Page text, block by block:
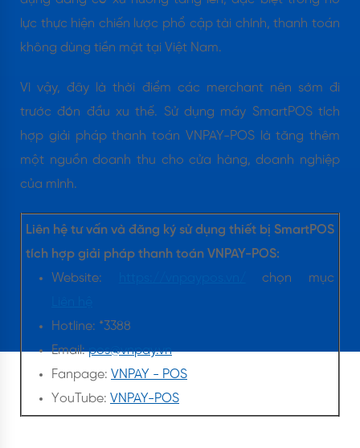
lực thực hiện chiến lược phổ cập tài chính, thanh toán
không dùng tiền mặt tại Việt Nam.
Vì vậy, đây là thời điểm các merchant nên sớm đi
trước đón đầu xu thế. Sử dụng máy SmartPOS tích
hợp giải pháp thanh toán VNPAY-POS là tăng thêm
một nguồn doanh thu cho cửa hàng, doanh nghiệp
của mình.
Liên hệ tư vấn và đăng ký sử dụng thiết bị SmartPOS
tích hợp giải pháp thanh toán VNPAY-POS:
Website:
chọn mục
Hotline: *3388
Email:pos@vnpay.vn
Fanpage: VNPAY - POS
YouTube: VNPAY-POS